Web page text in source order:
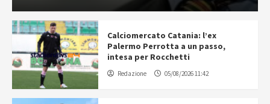
Calciomercato Catania: l’ex
Palermo Perrotta a un passo,
intesa per Rocchetti
Redazione 05/08/2026 11:42